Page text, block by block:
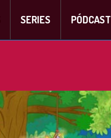
SERIES PÓDCAST